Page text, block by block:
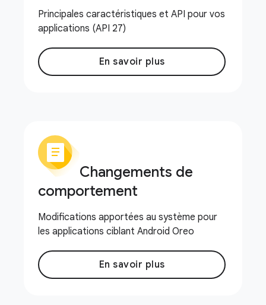
Principales caractéristiques et API pour vos
applications (API 27)
En savoir plus
Changements de
comportement
Modifications apportées au système pour
les applications ciblant Android Oreo
En savoir plus